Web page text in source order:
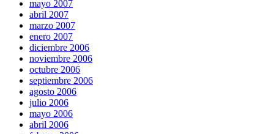
mayo 2007
abril 2007
marzo 2007
enero 2007
diciembre 2006
noviembre 2006
octubre 2006
septiembre 2006
agosto 2006
julio 2006
mayo 2006
abril 2006